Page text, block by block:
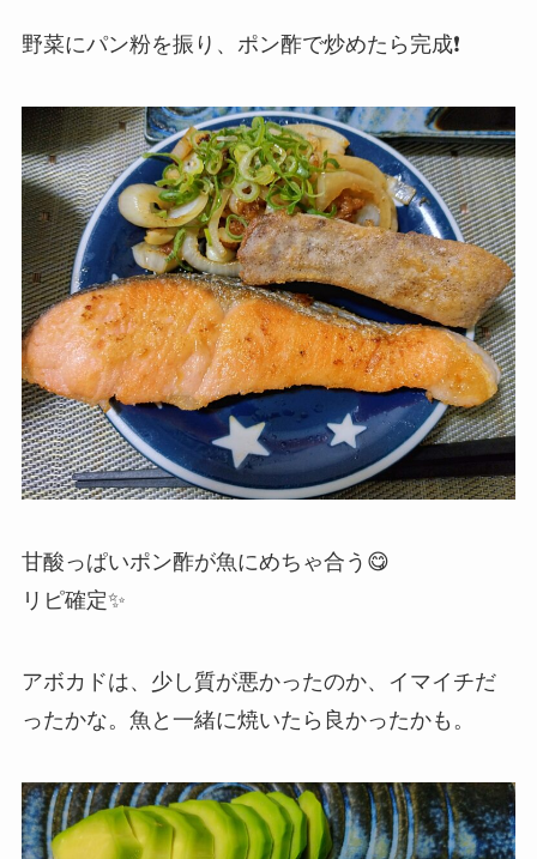
野菜にパン粉を振り、ポン酢で炒めたら完成❗
甘酸っぱいポン酢が魚にめちゃ合う😋
リピ確定✨
アボカドは、少し質が悪かったのか、イマイチだ
ったかな。魚と一緒に焼いたら良かったかも。